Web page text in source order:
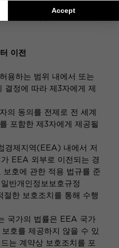
수준을 보장합니다.
이전
용하는 범위 내에서 또는
결정에 따라 제3자에게 제
의 동의를 전제로 전 세계
포함한 제3자에게 제공될
경제지역(EEA) 내에서 저
EEA 외부로 이전되는 경
보호에 관한 적용 법규를 준
반개인정보보호규정
한 보호조치를 통해 수행
국가의 법률은 EEA 국가
호를 제공하지 않을 수 있
는 계약상 보호조치를 포